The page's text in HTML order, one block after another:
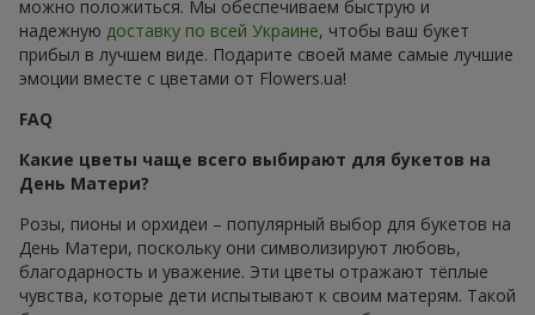
можно положиться. Мы обеспечиваем быструю и
надежную доставку по всей Украине, чтобы ваш букет
прибыл в лучшем виде. Подарите своей маме самые лучшие
эмоции вместе с цветами от Flowers.ua!
FAQ
Какие цветы чаще всего выбирают для букетов на
День Матери?
Розы, пионы и орхидеи – популярный выбор для букетов на
День Матери, поскольку они символизируют любовь,
благодарность и уважение. Эти цветы отражают тёплые
чувства, которые дети испытывают к своим матерям. Такой